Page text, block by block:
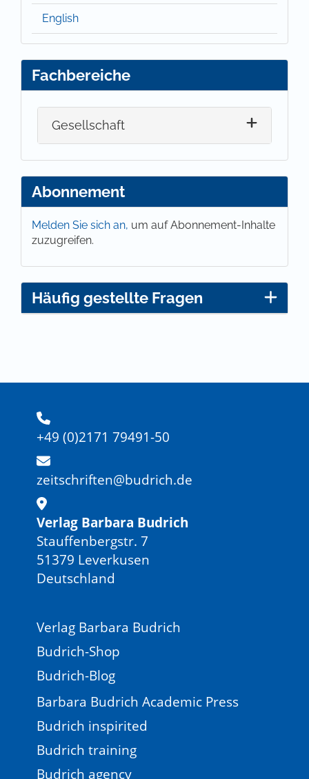
English
Fachbereiche
Gesellschaft
Abonnement
Melden Sie sich an, um auf Abonnement-Inhalte
zuzugreifen.
Häufig gestellte Fragen
+49 (0)2171 79491-50
zeitschriften@budrich.de
Verlag Barbara Budrich
Stauffenbergstr. 7
51379 Leverkusen
Deutschland
Verlag Barbara Budrich
Budrich-Shop
Budrich-Blog
Barbara Budrich Academic Press
Budrich inspirited
Budrich training
Budrich agency